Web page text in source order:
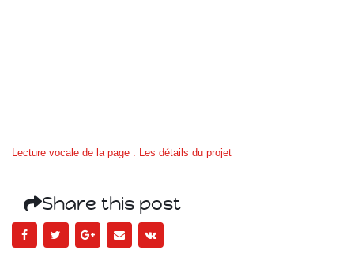
Lecture vocale de la page : Les détails du projet
Share this post